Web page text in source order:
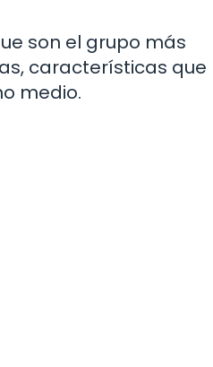
son el grupo más
características que
medio.